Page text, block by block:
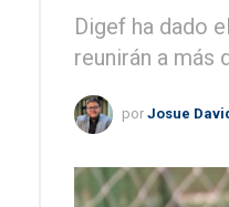
Digef ha dado
reunirán a más
por Josue